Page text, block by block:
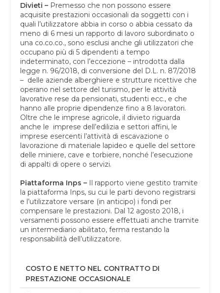
Divieti – Premesso che non possono essere
acquisite prestazioni occasionali da soggetti con i
quali l’utilizzatore abbia in corso o abbia cessato da
meno di 6 mesi un rapporto di lavoro subordinato o
una co.co.co., sono esclusi anche gli utilizzatori che
occupano più di 5 dipendenti a tempo
indeterminato, con l’eccezione – introdotta dalla
legge n. 96/2018, di conversione del D.L. n. 87/2018
– delle aziende alberghiere e strutture ricettive che
operano nel settore del turismo, per le attività
lavorative rese da pensionati, studenti ecc., e che
hanno alle proprie dipendenze fino a 8 lavoratori.
Oltre che le imprese agricole, il divieto riguarda
anche le imprese dell’edilizia e settori affini, le
imprese esercenti l’attività di escavazione o
lavorazione di materiale lapideo e quelle del settore
delle miniere, cave e torbiere, nonché l’esecuzione
di appalti di opere o servizi.
Piattaforma Inps – Il rapporto viene gestito tramite
la piattaforma Inps, su cui le parti devono registrarsi
e l’utilizzatore versare (in anticipo) i fondi per
compensare le prestazioni. Dal 12 agosto 2018, i
versamenti possono essere effettuati anche tramite
un intermediario abilitato, ferma restando la
responsabilità dell’utilizzatore.
COSTO E NETTO NEL CONTRATTO DI
PRESTAZIONE OCCASIONALE